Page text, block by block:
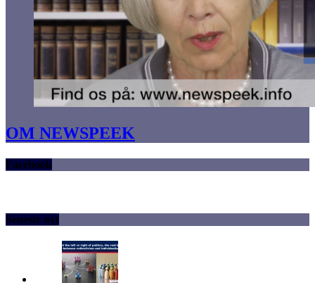
OM NEWSPEEK
Facebook
Seneste nyt